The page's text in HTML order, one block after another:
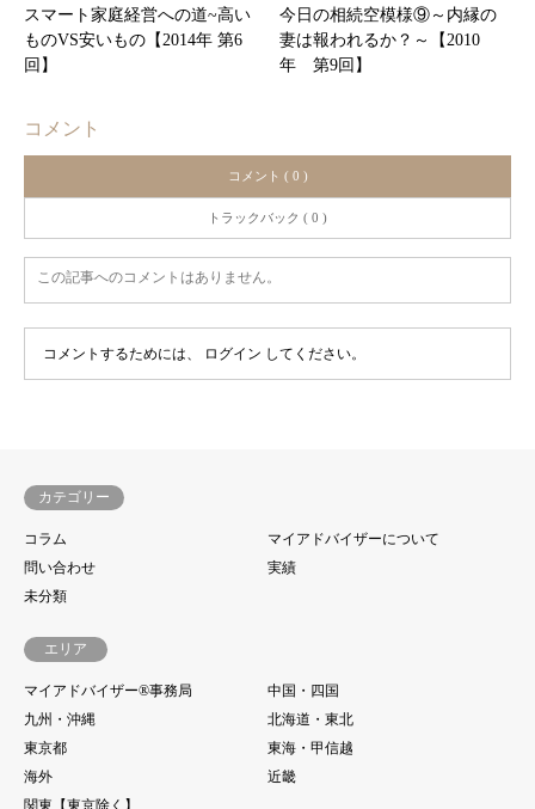
スマート家庭経営への道~高い
ものVS安いもの【2014年 第6
回】
今日の相続空模様⑨～内縁の
妻は報われるか？～【2010
年 第9回】
コメント
コメント ( 0 )
トラックバック ( 0 )
この記事へのコメントはありません。
コメントするためには、 ログイン してください。
カテゴリー
コラム
マイアドバイザーについて
問い合わせ
実績
未分類
エリア
マイアドバイザー®事務局
中国・四国
九州・沖縄
北海道・東北
東京都
東海・甲信越
海外
近畿
関東【東京除く】